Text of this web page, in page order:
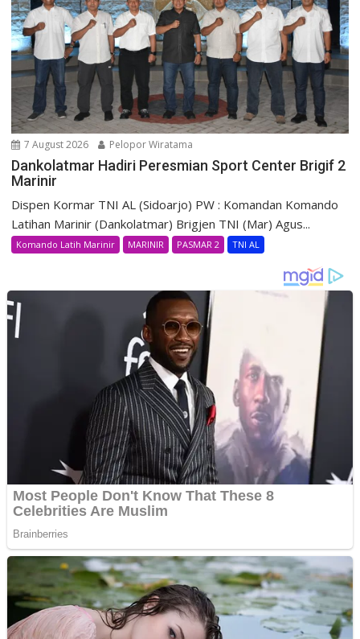
7 August 2026 Pelopor Wiratama
Dankolatmar Hadiri Peresmian Sport Center Brigif 2
Marinir
Dispen Kormar TNI AL (Sidoarjo) PW : Komandan Komando
Latihan Marinir (Dankolatmar) Brigjen TNI (Mar) Agus...
Komando Latih Marinir MARINIR PASMAR 2 TNI AL